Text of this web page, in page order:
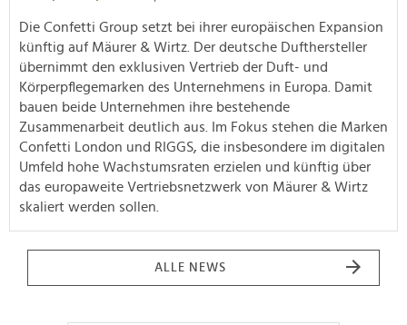
Die Confetti Group setzt bei ihrer europäischen Expansion
künftig auf Mäurer & Wirtz. Der deutsche Dufthersteller
übernimmt den exklusiven Vertrieb der Duft- und
Körperpflegemarken des Unternehmens in Europa. Damit
bauen beide Unternehmen ihre bestehende
Zusammenarbeit deutlich aus. Im Fokus stehen die Marken
Confetti London und RIGGS, die insbesondere im digitalen
Umfeld hohe Wachstumsraten erzielen und künftig über
das europaweite Vertriebsnetzwerk von Mäurer & Wirtz
skaliert werden sollen.
ALLE NEWS